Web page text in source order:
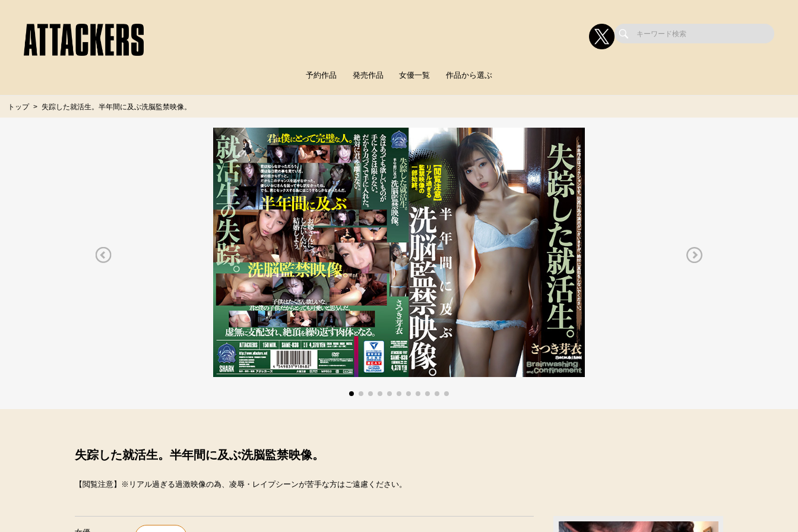
予約作品 発売作品 女優一覧 作品から選ぶ
トップ 失踪した就活生。半年間に及ぶ洗脳監禁映像。
失踪した就活生。半年間に及ぶ洗脳監禁映像。
【閲覧注意】※リアル過ぎる過激映像の為、凌辱・レイプシーンが苦手な方はご遠慮ください。